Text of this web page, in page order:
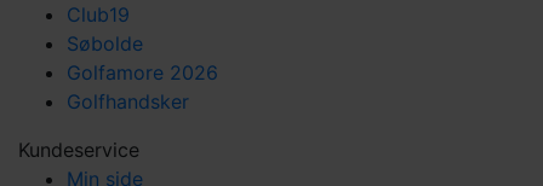
Club19
Søbolde
Golfamore 2026
Golfhandsker
Kundeservice
Min side